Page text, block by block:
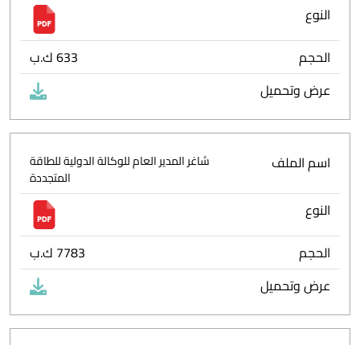
النوع
الحجم
633 ك.ب
عرض وتحميل
اسم الملف
شاغر المدير العام للوكالة الدولية للطاقة
المتجددة
النوع
الحجم
7783 ك.ب
عرض وتحميل